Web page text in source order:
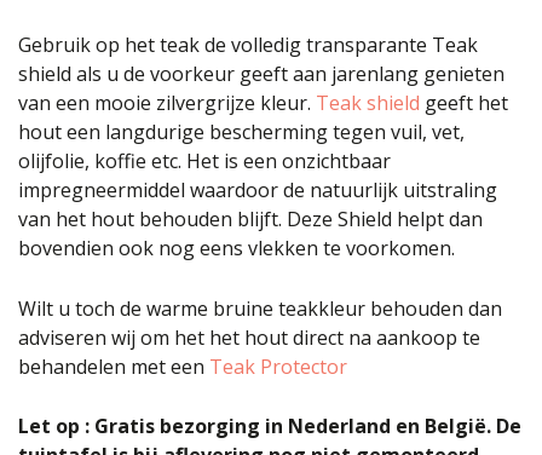
Gebruik op het teak de volledig transparante Teak
shield als u de voorkeur geeft aan jarenlang genieten
van een mooie zilvergrijze kleur. Teak shield geeft het
hout een langdurige bescherming tegen vuil, vet,
olijfolie, koffie etc. Het is een onzichtbaar
impregneermiddel waardoor de natuurlijk uitstraling
van het hout behouden blijft. Deze Shield helpt dan
bovendien ook nog eens vlekken te voorkomen.
Wilt u toch de warme bruine teakkleur behouden dan
adviseren wij om het het hout direct na aankoop te
behandelen met een Teak Protector
Let op : Gratis bezorging in Nederland en België. De